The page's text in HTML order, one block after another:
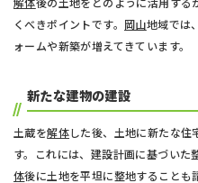
くべきポイントです。 岡山地域では
ォームや新築が増えてきています。
新たな建物の建設
土蔵を解体した後、土地に新たな住
す。これには、建設計画に基づいた
体後に土地を平坦に整地することも